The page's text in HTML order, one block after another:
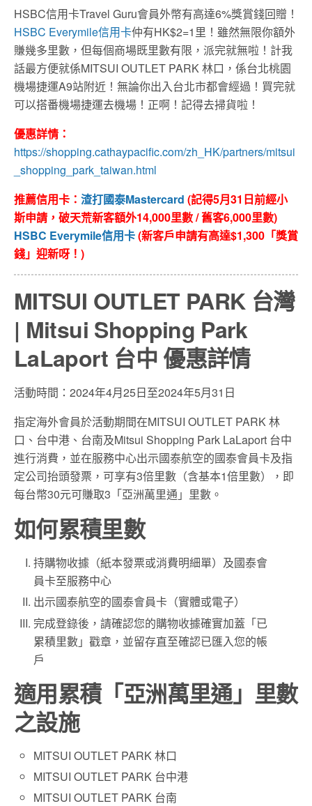
HSBC信用卡Travel Guru會員外幣有高達6%獎賞錢回贈！
HSBC Everymile信用卡仲有HK$2=1里！雖然無限你額外
賺幾多里數，但每個商場既里數有限，派完就無啦！計我
話最方便就係MITSUI OUTLET PARK 林口，係台北桃園
機場捷運A9站附近！無論你出入台北市都會經過！買完就
可以搭番機場捷運去機場！正啊！記得去掃貨啦！
優惠詳情：
https://shopping.cathaypacific.com/zh_HK/partners/mitsui
_shopping_park_taiwan.html
推薦信用卡： 渣打國泰Mastercard (記得5月31日前經小
斯申請，破天荒新客額外14,000里數 / 舊客6,000里數)
HSBC Everymile信用卡(新客戶申請有高達$1,300「獎賞
錢」迎新呀！)
MITSUI OUTLET PARK 台灣
| Mitsui Shopping Park
LaLaport 台中 優惠詳情
活動時間：2024年4月25日至2024年5月31日
指定海外會員於活動期間在MITSUI OUTLET PARK 林
口、台中港、台南及Mitsui Shopping Park LaLaport 台中
進行消費，並在服務中心出示國泰航空的國泰會員卡及指
定公司抬頭發票，可享有3倍里數（含基本1倍里數），即
每台幣30元可賺取3「亞洲萬里通」里數。
如何累積里數
持購物收據（紙本發票或消費明細單）及國泰會
員卡至服務中心
出示國泰航空的國泰會員卡（實體或電子）
完成登錄後，請確認您的購物收據確實加蓋「已
累積里數」戳章，並留存直至確認已匯入您的帳
戶
適用累積「亞洲萬里通」里數
之設施
MITSUI OUTLET PARK 林口
MITSUI OUTLET PARK 台中港
MITSUI OUTLET PARK 台南